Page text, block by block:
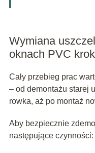
Wymiana
oknach PVC
Cały przebieg prac
– od demontażu starej
rowka, aż po montaż
Aby bezpiecznie
następujące czynności: